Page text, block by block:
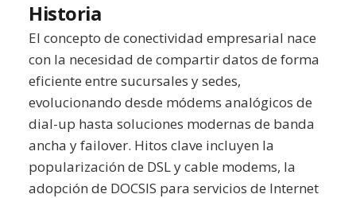
Historia
El concepto de conectividad empresarial nace
con la necesidad de compartir datos de forma
eficiente entre sucursales y sedes,
evolucionando desde módems analógicos de
dial-up hasta soluciones modernas de banda
ancha y failover. Hitos clave incluyen la
popularización de DSL y cable modems, la
adopción de DOCSIS para servicios de Internet